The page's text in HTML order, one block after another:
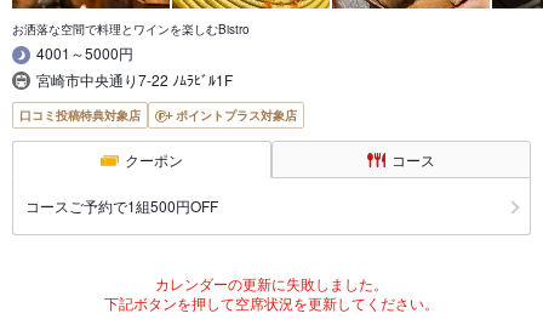
お洒落な空間で料理とワインを楽しむBistro
4001～5000円
宮崎市中央通り7-22 ﾉﾑﾗﾋﾞﾙ1F
口コミ投稿特典対象店 ポイントプラス対象店
クーポン コース
コースご予約で1組500円OFF
カレンダーの更新に失敗しました。
下記ボタンを押して空席状況を更新してください。